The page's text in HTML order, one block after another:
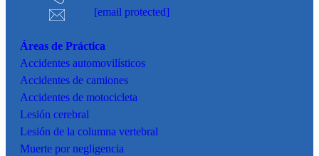
[email protected]
Áreas de Práctica
Accidentes automovilísticos
Accidentes de camiones
Accidentes de motocicleta
Lesión cerebral
Lesión de la columna vertebral
Muerte por negligencia